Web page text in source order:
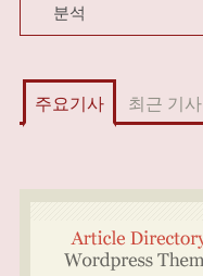
분석
주요기사 최근 기사